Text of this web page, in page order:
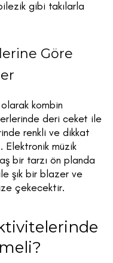
gibi takılarla
Göre
kombin
deri ceket ile
renkli ve dikkat
Elektronik müzik
bir tarzı ön planda
şık bir blazer ve
çekecektir.